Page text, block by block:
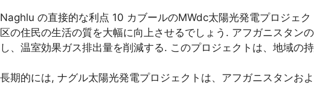
Naghlu の直接的な利点 10 カブールのMWdc太陽光発電プロジェ
区の住民の生活の質を大幅に向上させるでしょう. アフガニスタン
し、温室効果ガス排出量を削減する. このプロジェクトは、地域の
長期的には, ナグル太陽光発電プロジェクトは、アフガニスタンお